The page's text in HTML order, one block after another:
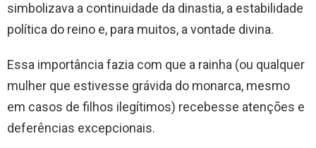
simbolizava a continuidade da dinastia, a estabilidade
política do reino e, para muitos, a vontade divina.
Essa importância fazia com que a rainha (ou qualquer
mulher que estivesse grávida do monarca, mesmo
em casos de filhos ilegítimos) recebesse atenções e
deferências excepcionais.